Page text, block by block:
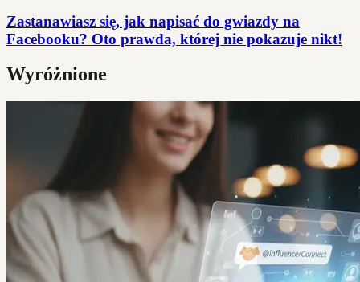
Zastanawiasz się, jak napisać do gwiazdy na
Facebooku? Oto prawda, której nie pokazuje nikt!
Wyróżnione